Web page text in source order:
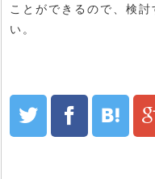
ことができるので、検
い。